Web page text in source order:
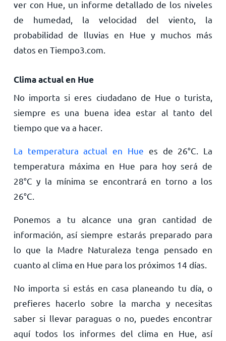
ver con Hue, un informe detallado de los niveles
de humedad, la velocidad del viento, la
probabilidad de lluvias en Hue y muchos más
datos en Tiempo3.com.
Clima actual en Hue
No importa si eres ciudadano de Hue o turista,
siempre es una buena idea estar al tanto del
tiempo que va a hacer.
La temperatura actual en Hue es de 26°C . La
temperatura máxima en Hue para hoy será de
28°C y la mínima se encontrará en torno a los
26°C
Ponemos a tu alcance una gran cantidad de
información, así siempre estarás preparado para
lo que la Madre Naturaleza tenga pensado en
cuanto al clima en Hue para los próximos 14 días.
No importa si estás en casa planeando tu día, o
prefieres hacerlo sobre la marcha y necesitas
saber si llevar paraguas o no, puedes encontrar
aquí todos los informes del clima en Hue, así